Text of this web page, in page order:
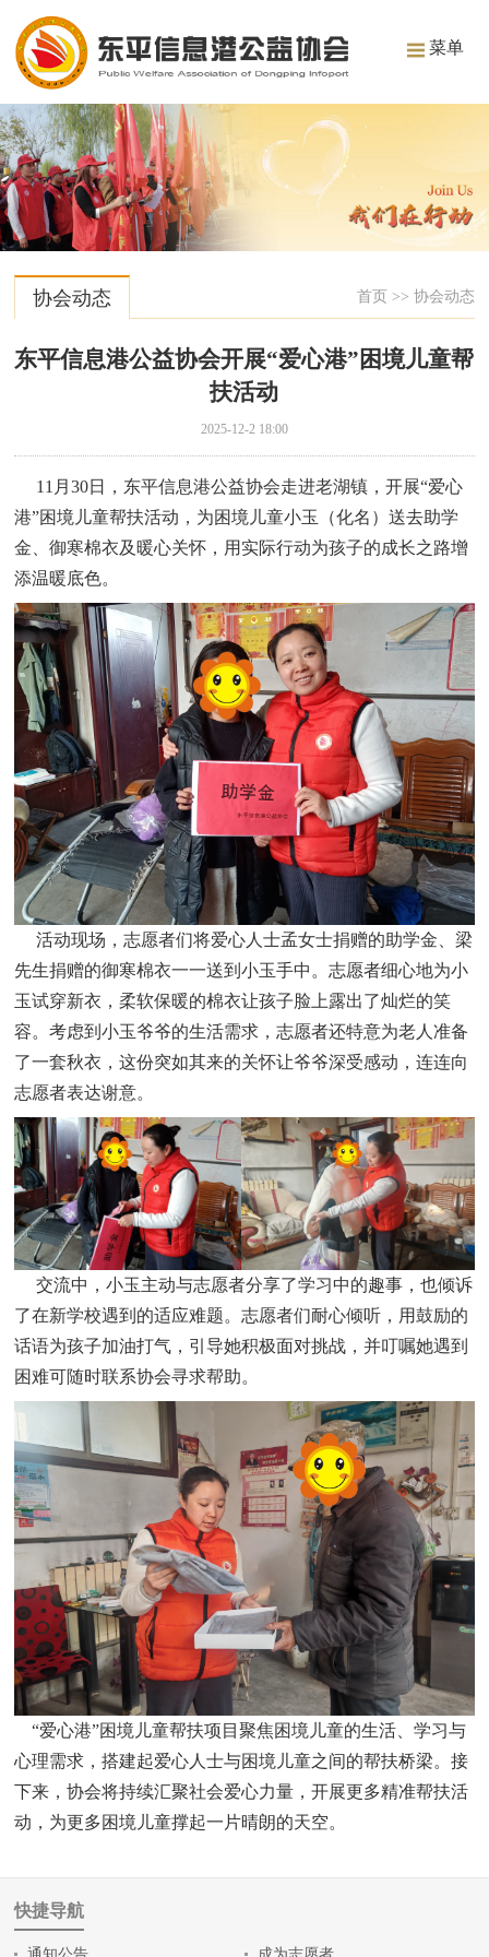
菜单
协会动态 首页 >> 协会动态
东平信息港公益协会开展“爱心港”困境儿童帮
扶活动
2025-12-2 18:00
11月30日，东平信息港公益协会走进老湖镇，开展“爱心
港”困境儿童帮扶活动，为困境儿童小玉（化名）送去助学
金、御寒棉衣及暖心关怀，用实际行动为孩子的成长之路增
添温暖底色。
活动现场，志愿者们将爱心人士孟女士捐赠的助学金、梁
先生捐赠的御寒棉衣一一送到小玉手中。志愿者细心地为小
玉试穿新衣，柔软保暖的棉衣让孩子脸上露出了灿烂的笑
容。考虑到小玉爷爷的生活需求，志愿者还特意为老人准备
了一套秋衣，这份突如其来的关怀让爷爷深受感动，连连向
志愿者表达谢意。
交流中，小玉主动与志愿者分享了学习中的趣事，也倾诉
了在新学校遇到的适应难题。志愿者们耐心倾听，用鼓励的
话语为孩子加油打气，引导她积极面对挑战，并叮嘱她遇到
困难可随时联系协会寻求帮助。
“爱心港”困境儿童帮扶项目聚焦困境儿童的生活、学习与
心理需求，搭建起爱心人士与困境儿童之间的帮扶桥梁。接
下来，协会将持续汇聚社会爱心力量，开展更多精准帮扶活
动，为更多困境儿童撑起一片晴朗的天空。
快捷导航